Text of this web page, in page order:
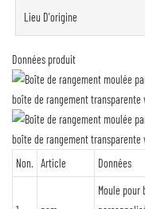
Lieu D'origine
Données produit
Non. Article Données
Moule pour